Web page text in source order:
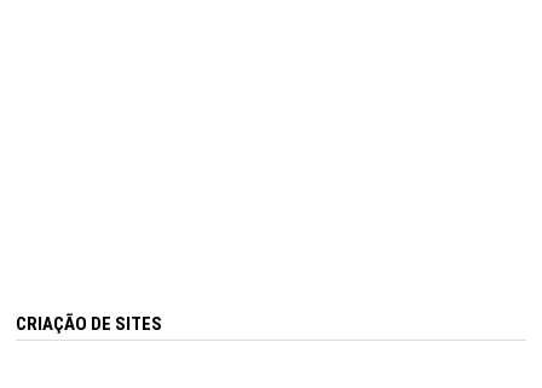
CRIAÇÃO DE SITES